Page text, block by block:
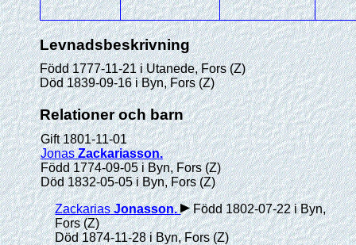
Levnadsbeskrivning
Född 1777-11-21 i Utanede, Fors (Z)
Död 1839-09-16 i Byn, Fors (Z)
Relationer och barn
Gift 1801-11-01
Jonas Zackariasson.
Född 1774-09-05 i Byn, Fors (Z)
Död 1832-05-05 i Byn, Fors (Z)
Zackarias Jonasson.
Född 1802-07-22 i Byn,
Fors (Z)
Död 1874-11-28 i Byn, Fors (Z)